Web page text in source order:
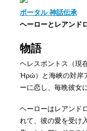
ポータル 神話伝承
ヘーローとレアンド
物語
ヘレスポントス（現
Ήρώ）と海峡の対岸
ーに恋し、毎晩彼女
ヘーローはレアンド
れて、彼の愛を受け